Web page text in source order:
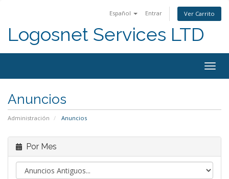
Español Entrar Ver Carrito
Logosnet Services LTD
Anuncios
Administración Anuncios
Por Mes